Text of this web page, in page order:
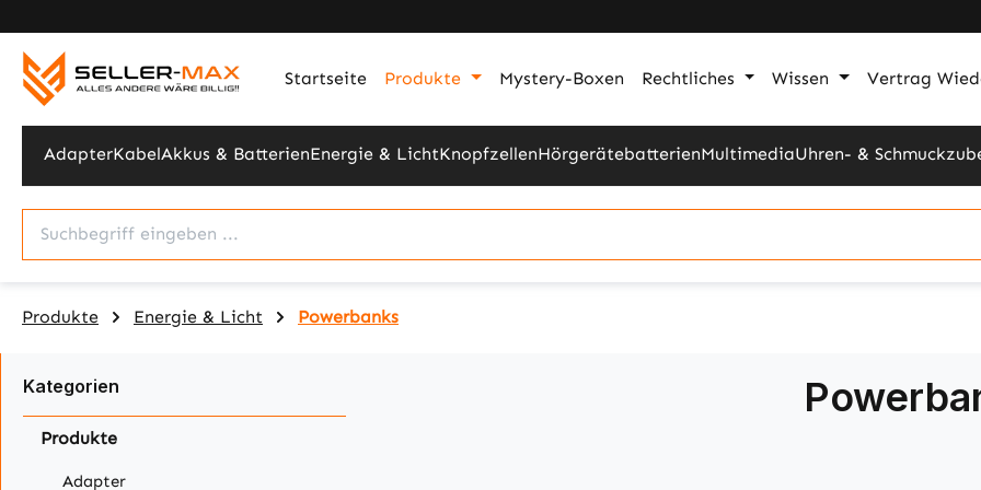
Startseite Produkte Mystery-Boxen Rechtliches Wissen Vertrag
AdapterKabelAkkus & BatterienEnergie & LichtKnopfzellenHörgerätebatterienMultimediaUhren- &
Produkte Energie & Licht Powerbanks
Kategorien
Produkte
Adapter